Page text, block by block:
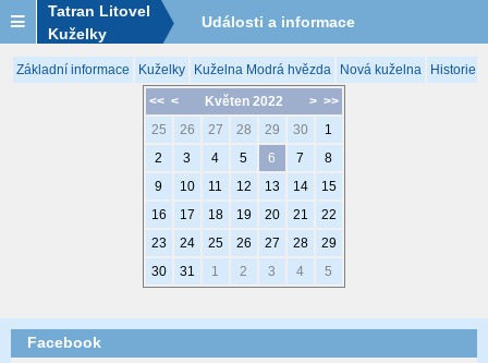
Tatran Litovel
Kuželky
Události a informace
Základní informace Kuželky Kuželna Modrá hvězda Nová kuželna Historie
<< < > >>
Květen 2022
25
26 27 28 29 30
1
2
3 4 5 6 7
8
9
10 11 12 13 14
15
16
17 18 19 20 21
22
23
24 25 26 27 28
29
30
31 1 2 3 4 5
Facebook